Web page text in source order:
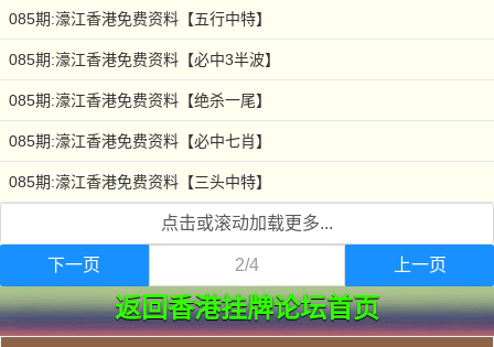
085期:濠江香港免费资料【五行中特】
085期:濠江香港免费资料【必中3半波】
085期:濠江香港免费资料【绝杀一尾】
085期:濠江香港免费资料【必中七肖】
085期:濠江香港免费资料【三头中特】
点击或滚动加载更多...
下一页 2/4 上一页
返回香港挂牌论坛首页